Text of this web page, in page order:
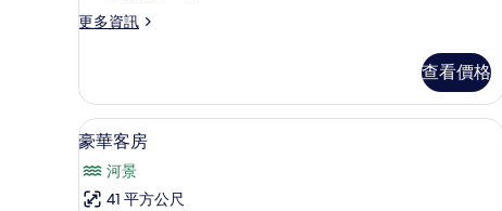
的
有
相
片
更多資訊
更
雙
人
房
詳
情
查看價格
顯
豪
豪華客房 | 隔音、免費無線上網
9
豪華客房
河景
41 平方公尺